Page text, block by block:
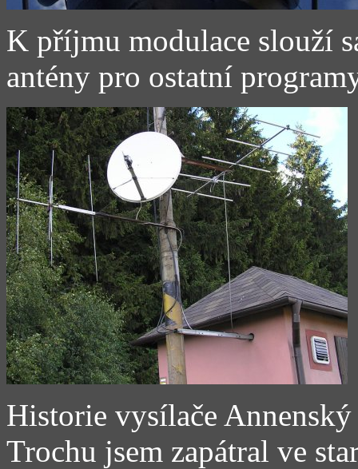
K příjmu modulace slouží
antény pro ostatní
Historie vysílače
Trochu jsem zapátral ve